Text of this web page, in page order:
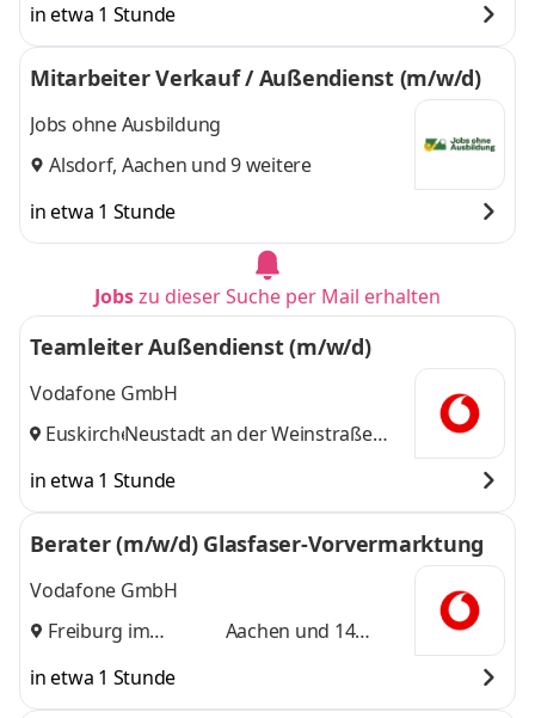
in etwa 1 Stunde
Mitarbeiter Verkauf / Außendienst (m/w/d)
Jobs ohne Ausbildung
Alsdorf, Aachen und 9 weitere
in etwa 1 Stunde
Jobszu dieser Suche per Mail erhalten
Teamleiter Außendienst (m/w/d)
Vodafone GmbH
Euskirchen,
Neustadt an der Weinstraße
in etwa 1 Stunde
Berater (m/w/d) Glasfaser-Vorvermarktung
Vodafone GmbH
Freiburg im
Aachen und 14
in etwa 1 Stunde